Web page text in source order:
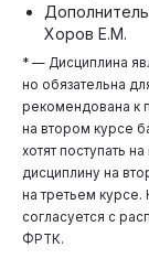
Хоров Е.М.
* — Дисциплина
но обязательна
рекомендована к
на втором курсе
хотят поступать
дисциплину на
на третьем курсе.
согласуется с
ФРТК.